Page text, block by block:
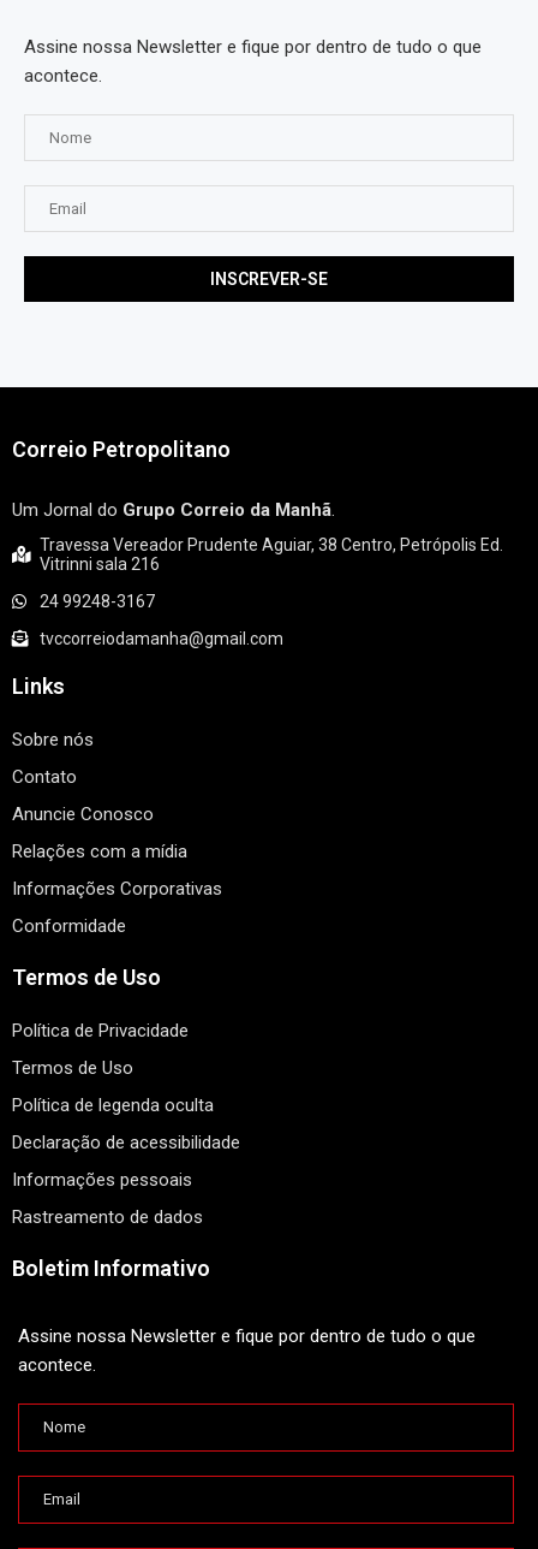
Assine nossa Newsletter e fique por dentro de tudo o que
acontece.
Correio Petropolitano
Um Jornal do Grupo Correio da Manhã.
Travessa Vereador Prudente Aguiar, 38 Centro, Petrópolis Ed.
Vitrinni sala 216
24 99248-3167
tvccorreiodamanha@gmail.com
Links
Sobre nós
Contato
Anuncie Conosco
Relações com a mídia
Informações Corporativas
Conformidade
Termos de Uso
Política de Privacidade
Termos de Uso
Política de legenda oculta
Declaração de acessibilidade
Informações pessoais
Rastreamento de dados
Boletim Informativo
Assine nossa Newsletter e fique por dentro de tudo o que
acontece.